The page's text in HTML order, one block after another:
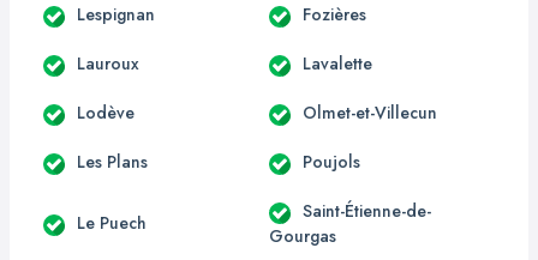
Lespignan Fozières
Lauroux Lavalette
Lodève Olmet-et-Villecun
Les Plans Poujols
Le Puech
Saint-Étienne-de-
Gourgas